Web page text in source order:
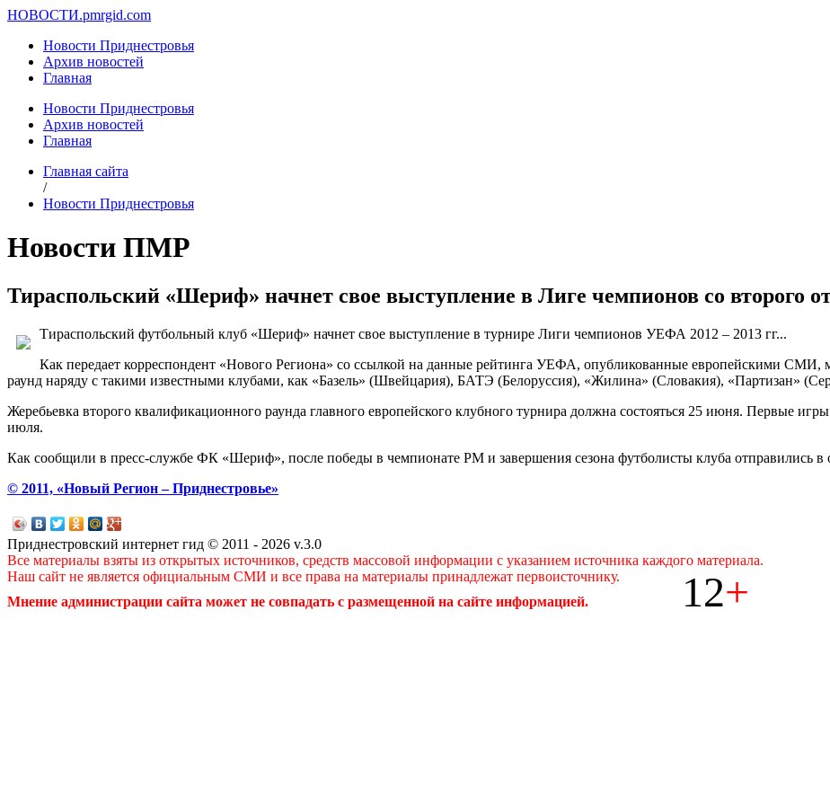
НОВОСТИ.pmrgid.com
Новости Приднестровья
Архив новостей
Главная
Новости Приднестровья
Архив новостей
Главная
Главная сайта
/
Новости Приднестровья
Новости ПМР
Тираспольский «Шериф» начнет свое выступление в Лиге чемпионов со второго
Тираспольский футбольный клуб «Шериф» начнет свое выступление в турнире Лиги чемпионов УЕФА 2012 – 2013 гг...
Как передает корреспондент «Нового Региона» со ссылкой на данные рейтинга УЕФА, опубликованные европейскими
раунд наряду с такими известными клубами, как «Базель» (Швейцария), БАТЭ (Белоруссия), «Жилина» (Словакия), «Партизан»
Жеребьевка второго квалификационного раунда главного европейского клубного турнира должна состояться 25 июня. Первые
июля.
Как сообщили в пресс-службе ФК «Шериф», после победы в чемпионате РМ и завершения сезона футболисты клуба отправились в
© 2011, «Новый Регион – Приднестровье»
Приднестровский интернет гид © 2011 - 2026 v.3.0
Все материалы взяты из открытых источников, средств массовой информации с указанием источника каждого материала.
Наш сайт не является официальным СМИ и все права на материалы принадлежат первоисточнику.
Мнение администрации сайта может не совпадать с размещенной на сайте информацией.
12+